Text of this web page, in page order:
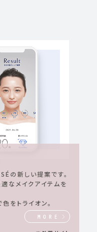
の新しい提案です。
なメイクアイテムを
をトライオン。